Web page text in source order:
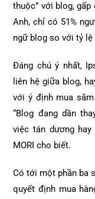
thuộc” với blog,
Anh, chỉ có 51%
ngữ blog so với tỷ lệ
Đáng chú ý nhất,
liên hệ giữa blog,
với ý định mua
“Blog đang dần
việc tán dương hay
MORI cho biết.
Có tới một phần ba
quyết định mua